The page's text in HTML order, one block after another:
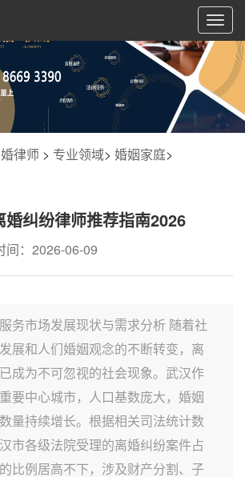
切
换
航
律师 > 专业领域> 婚姻家庭>
婚纠纷律师推荐指南2026
间：2026-06-09
务市场发展现状与需求分析 随着社
展和人们婚姻观念的不断转变，离
成为不可忽视的社会现象。武汉作
要中心城市，人口基数庞大，婚姻
量持续增长。根据相关司法统计数
市各级法院受理的离婚纠纷案件占
比例居高不下，涉及财产分割、子